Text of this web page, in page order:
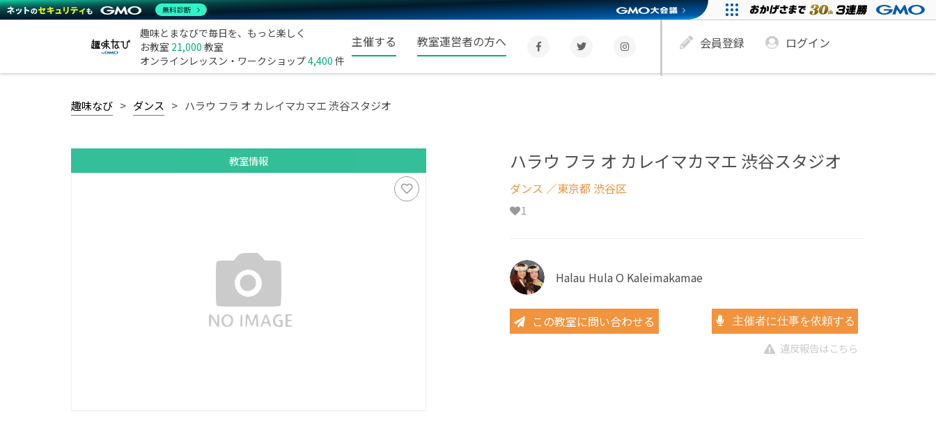
趣味とまなびで毎日を、もっと楽しく
お教室 21,000 教室
オンラインレッスン・ワークショップ4,400 件
主催する 教室運営者の方へ 会員登録 ログイン
趣味なび ダンス ハラウ フラ オ カレイマカマエ 渋谷スタジオ
教室情報 ハラウ フラ オ カレイマカマエ 渋谷スタジオ
ダンス ／東京都 渋谷区
1
Halau Hula O Kaleimakamae
この教室に問い合わせる 主催者に仕事を依頼する
違反報告はこちら
無料診断